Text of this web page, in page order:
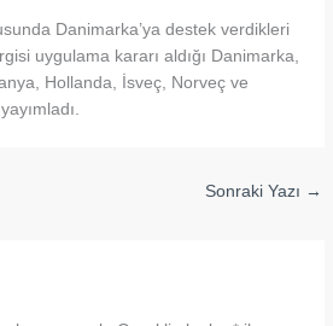
Danimarka’ya destek verdikleri
uygulama kararı aldığı Danimarka,
Hollanda, İsveç, Norveç ve
Sonraki Yazı →